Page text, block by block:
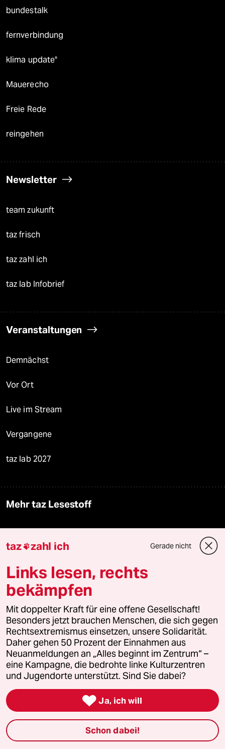
bundestalk
fernverbindung
klima update°
Mauerecho
Freie Rede
reingehen
Newsletter
team zukunft
taz frisch
taz zahl ich
taz lab Infobrief
Veranstaltungen
Demnächst
Vor Ort
Live im Stream
Vergangene
taz lab 2027
Mehr taz Lesestoff
Le Monde diplomatique
taz Archiv
Mehr taz Angebote
Reisen
Kantine
Shop
taz zahl ich Gerade nicht
Links lesen, rechts
bekämpfen
Mit doppelter Kraft für eine offene Gesellschaft!
Besonders jetzt brauchen Menschen, die sich gegen
Rechtsextremismus einsetzen, unsere Solidarität.
Daher gehen 50 Prozent der Einnahmen aus
Neuanmeldungen an „Alles beginnt im Zentrum“ –
eine Kampagne, die bedrohte linke Kulturzentren
und Jugendorte unterstützt. Sind Sie dabei?
 Ja, ich will
Schon dabei!